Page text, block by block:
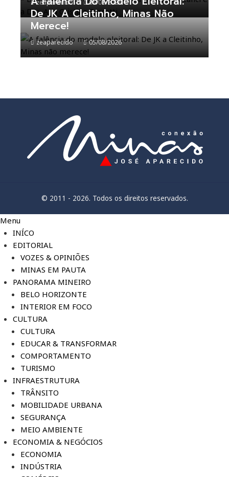
zeaparecido 05/08/2026
De JK A Cleitinho, Minas Não
Merece!
zeaparecido 05/08/2026
© 2011 - 2026. Todos os direitos reservados.
Menu
INÍCO
EDITORIAL
VOZES & OPINIÕES
MINAS EM PAUTA
PANORAMA MINEIRO
BELO HORIZONTE
INTERIOR EM FOCO
CULTURA
CULTURA
EDUCAR & TRANSFORMAR
COMPORTAMENTO
TURISMO
INFRAESTRUTURA
TRÂNSITO
MOBILIDADE URBANA
SEGURANÇA
MEIO AMBIENTE
ECONOMIA & NEGÓCIOS
ECONOMIA
INDÚSTRIA